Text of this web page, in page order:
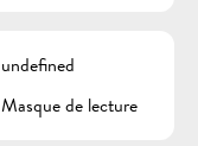
undefined
Masque de lecture